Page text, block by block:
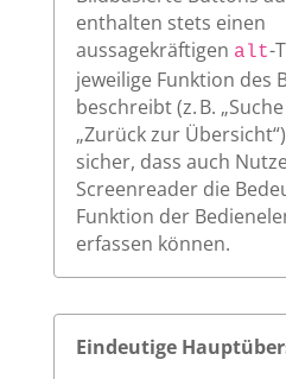
enthalten stets einen
aussagekräftigen alt-
jeweilige Funktion des
beschreibt (z. B.
„Zurück zur
sicher, dass auch
Screenreader die
Funktion der
erfassen können.
Eindeutige